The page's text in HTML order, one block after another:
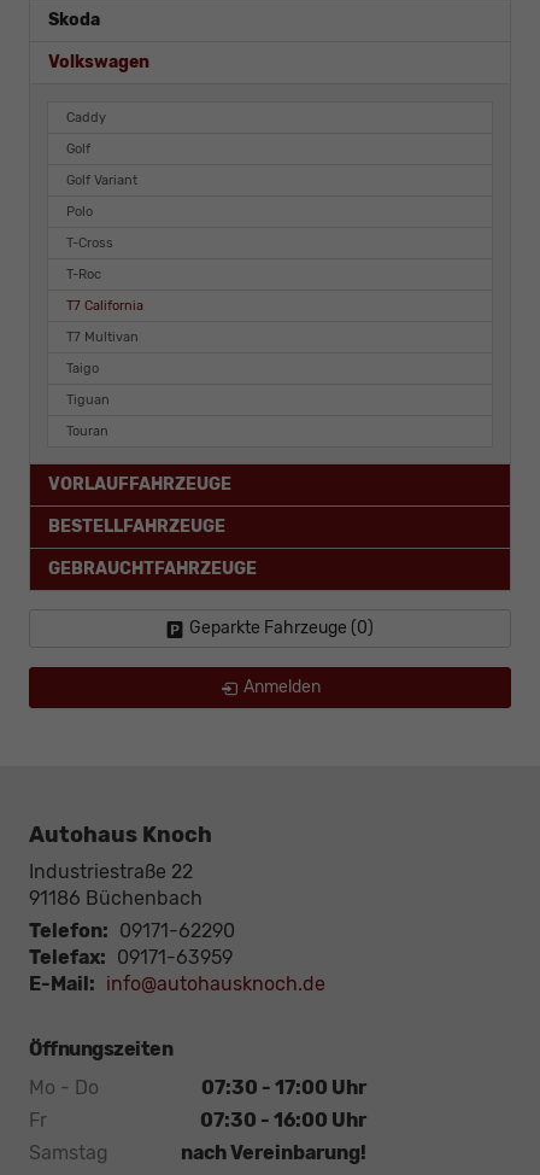
Skoda
Volkswagen
Caddy
Golf
Golf Variant
Polo
T-Cross
T-Roc
T7 California
T7 Multivan
Taigo
Tiguan
Touran
VORLAUFFAHRZEUGE
BESTELLFAHRZEUGE
GEBRAUCHTFAHRZEUGE
Geparkte Fahrzeuge (0)
Anmelden
Autohaus Knoch
Industriestraße 22
91186 Büchenbach
Telefon: 09171-62290
Telefax: 09171-63959
E-Mail: info@autohausknoch.de
Öffnungszeiten
Mo - Do
07:30 - 17:00 Uhr
Fr
07:30 - 16:00 Uhr
Samstag
nach Vereinbarung!